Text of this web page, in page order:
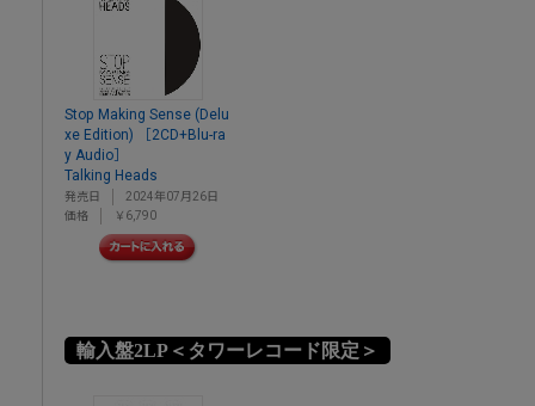
Stop Making Sense (Delu
xe Edition) ［2CD+Blu-ra
y Audio］
Talking Heads
発売日
2024年07月26日
価格
￥6,790
輸入盤2LP＜タワーレコード限定＞